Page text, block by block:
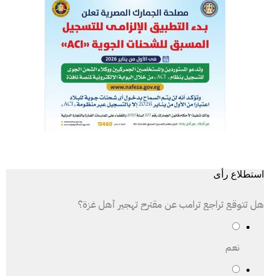
استطلاع رأى
هل تتوقع تراجع ترامب عن مقترح تهجير أهل غزة؟
نعم